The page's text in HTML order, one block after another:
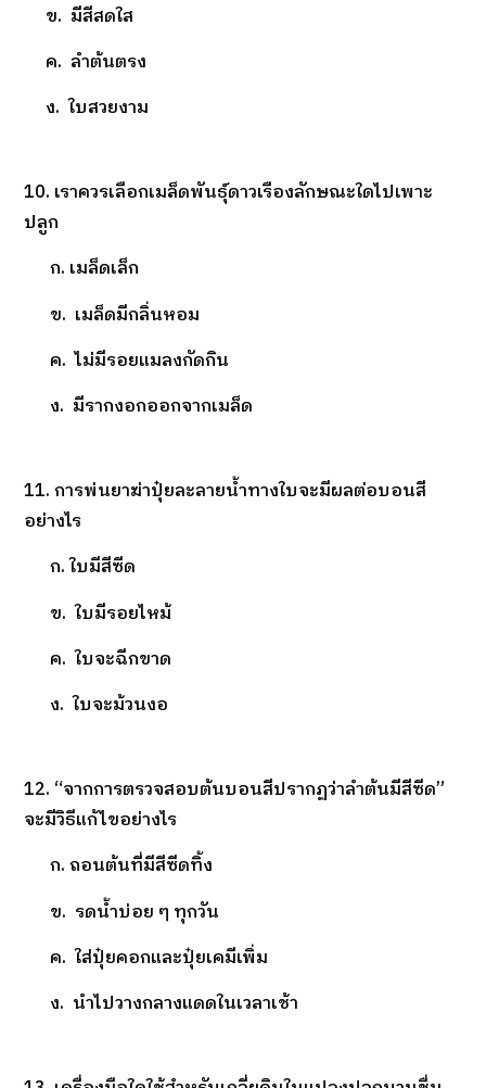
ข. มีสีสดใส
ค. ลำต้นตรง
ง. ใบสวยงาม
10. เราควรเลือกเมล็ดพันธุ์ดาวเรืองลักษณะใดไปเพาะ
ปลูก
ก. เมล็ดเล็ก
ข. เมล็ดมีกลิ่นหอม
ค. ไม่มีรอยแมลงกัดกิน
ง. มีรากงอกออกจากเมล็ด
11. การพ่นยาฆ่าปุ๋ยละลายน้ำทางใบจะมีผลต่อบอนสี
อย่างไร
ก. ใบมีสีซีด
ข. ใบมีรอยไหม้
ค. ใบจะฉีกขาด
ง. ใบจะม้วนงอ
12. “จากการตรวจสอบต้นบอนสีปรากฏว่าลำต้นมีสีซีด”
จะมีวิธีแก้ไขอย่างไร
ก. ถอนต้นที่มีสีซีดทิ้ง
ข. รดน้ำบ่อย ๆ ทุกวัน
ค. ใส่ปุ๋ยคอกและปุ๋ยเคมีเพิ่ม
ง. นำไปวางกลางแดดในเวลาเช้า